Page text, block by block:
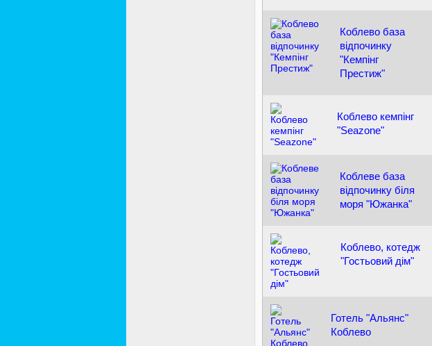
Коблево база
відпочинку
"Кемпінг
Престиж"
Коблево кемпінг
"Seazone"
Коблеве база
відпочинку біля
моря "Южанка"
Коблево, котедж
"Гостьовий дім"
Готель "Альянс"
Коблево